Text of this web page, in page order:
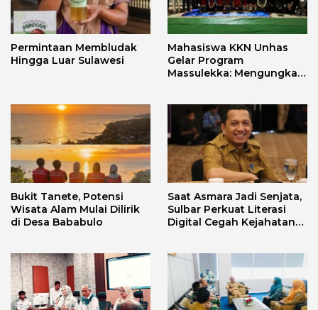
Permintaan Membludak
Hingga Luar Sulawesi
Mahasiswa KKN Unhas
Gelar Program
Massulekka: Mengungkap
Bukit Tanete, Potensi
Wisata Alam Mulai Dilirik
di Desa Bababulo
Saat Asmara Jadi Senjata,
Sulbar Perkuat Literasi
Digital Cegah Kejahatan